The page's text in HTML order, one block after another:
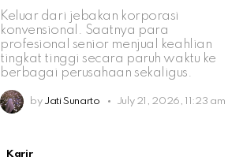
Keluar dari jebakan korporasi
konvensional. Saatnya para
profesional senior menjual keahlian
tingkat tinggi secara paruh waktu ke
berbagai perusahaan sekaligus.
by Jati Sunarto July 21, 2026, 11:23 am
Karir